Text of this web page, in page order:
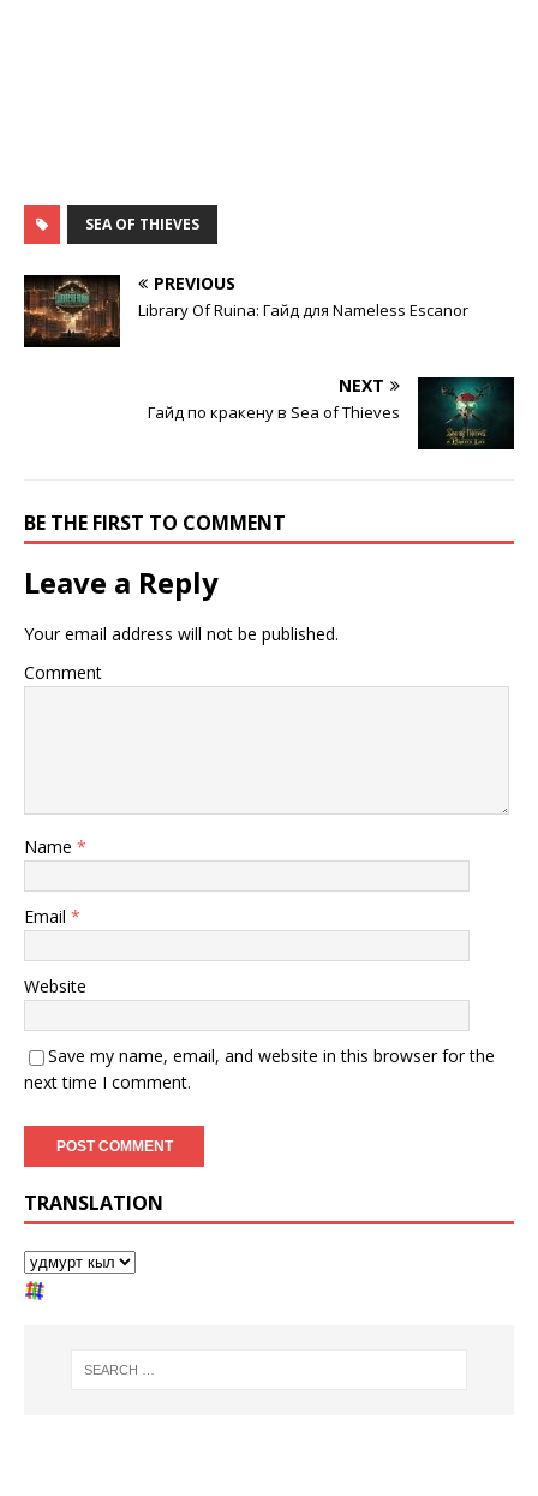
SEA OF THIEVES
PREVIOUS
Library Of Ruina: Гайд для Nameless Escanor
NEXT
Гайд по крaкeну в Sea of Thieves
BE THE FIRST TO COMMENT
Leave a Reply
Your email address will not be published.
Comment
Name *
Email *
Website
Save my name, email, and website in this browser for the
next time I comment.
TRANSLATION